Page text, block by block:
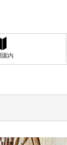
案内